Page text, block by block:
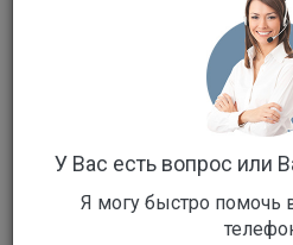
Как законно
дни в праздники?
Вопрос
Ответов: 5
У Вас есть вопрос или
Я могу быстро помочь